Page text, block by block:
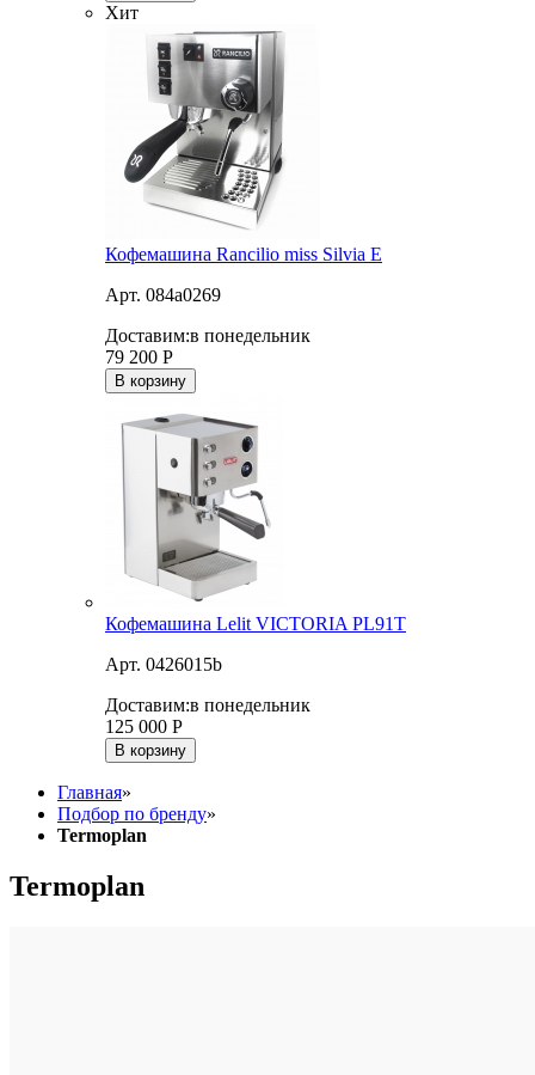
Хит
Кофемашина Rancilio miss Silvia E
Арт. 084a0269
Доставим:в понедельник
79 200 Р
В корзину
Кофемашина Lelit VICTORIA PL91T
Арт. 0426015b
Доставим:в понедельник
125 000 Р
В корзину
Главная»
Подбор по бренду»
Termoplan
Termoplan